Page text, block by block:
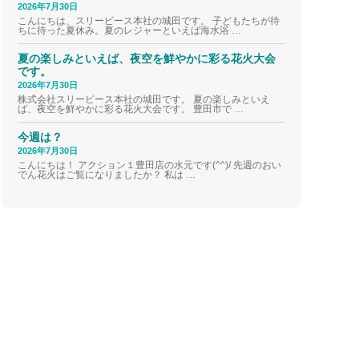
2026年7月30日
こんにちは、スリーピース本社の城田です。 子どもたちが待
ちに待った夏休み。夏のレジャーといえば海水浴 …
夏の楽しみといえば、夜空を鮮やかに彩る花火大会
です。
2026年7月30日
株式会社スリーピース本社の城田です。 夏の楽しみといえ
ば、夜空を鮮やかに彩る花火大会です。 豊田市で …
今週は？
2026年7月30日
こんにちは！ アクション１豊田店の水元です(^^)/ 先週のおい
でん花火はご覧になりましたか？ 私は …